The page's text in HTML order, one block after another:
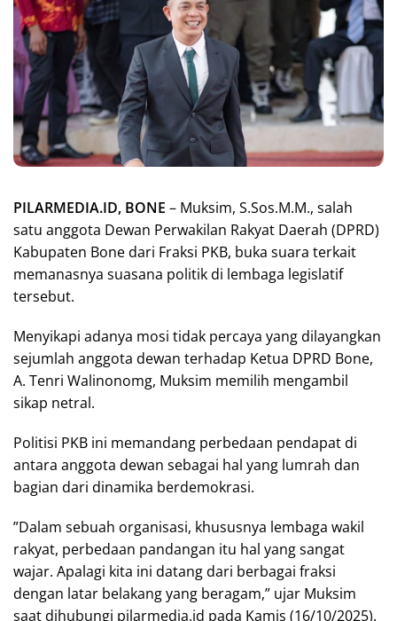
PILARMEDIA.ID, BONE – Muksim, S.Sos.M.M., salah
satu anggota Dewan Perwakilan Rakyat Daerah (DPRD)
Kabupaten Bone dari Fraksi PKB, buka suara terkait
memanasnya suasana politik di lembaga legislatif
tersebut.
Menyikapi adanya mosi tidak percaya yang dilayangkan
sejumlah anggota dewan terhadap Ketua DPRD Bone,
A. Tenri Walinonomg, Muksim memilih mengambil
sikap netral.
​Politisi PKB ini memandang perbedaan pendapat di
antara anggota dewan sebagai hal yang lumrah dan
bagian dari dinamika berdemokrasi.
​”Dalam sebuah organisasi, khususnya lembaga wakil
rakyat, perbedaan pandangan itu hal yang sangat
wajar. Apalagi kita ini datang dari berbagai fraksi
dengan latar belakang yang beragam,” ujar Muksim
saat dihubungi pilarmedia.id pada Kamis (16/10/2025).